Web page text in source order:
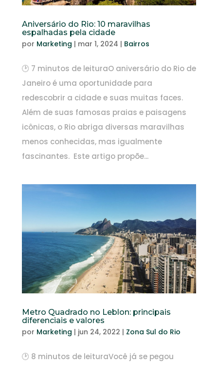
Aniversário do Rio: 10 maravilhas
espalhadas pela cidade
por Marketing | mar 1, 2024 | Bairros
🕑 7 minutos de leituraO aniversário do Rio de
Janeiro é uma oportunidade para
redescobrir a cidade e suas muitas faces.
Além de suas famosas praias e paisagens
icônicas, o Rio abriga diversas maravilhas
menos conhecidas, mas igualmente
fascinantes. Este artigo propõe...
Metro Quadrado no Leblon: principais
diferenciais e valores
por Marketing | jun 24, 2022 | Zona Sul do Rio
🕑 8 minutos de leituraVocê já se pegou